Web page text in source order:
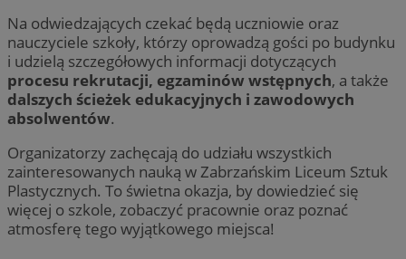
Na odwiedzających czekać będą uczniowie oraz
nauczyciele szkoły, którzy oprowadzą gości po budynku
i udzielą szczegółowych informacji dotyczących
procesu rekrutacji, egzaminów wstępnych, a także
dalszych ścieżek edukacyjnych i zawodowych
absolwentów.
Organizatorzy zachęcają do udziału wszystkich
zainteresowanych nauką w Zabrzańskim Liceum Sztuk
Plastycznych. To świetna okazja, by dowiedzieć się
więcej o szkole, zobaczyć pracownie oraz poznać
atmosferę tego wyjątkowego miejsca!